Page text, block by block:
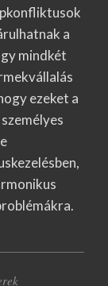
a
mindkét
ezeket a